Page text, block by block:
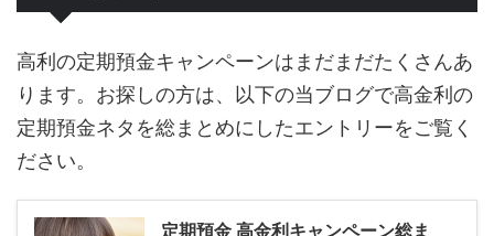
高利の定期預金キャンペーンはまだまだたくさんあ
ります。お探しの方は、以下の当ブログで高金利の
定期預金ネタを総まとめにしたエントリーをご覧く
ださい。
定期預金 高金利キャンペーン総ま